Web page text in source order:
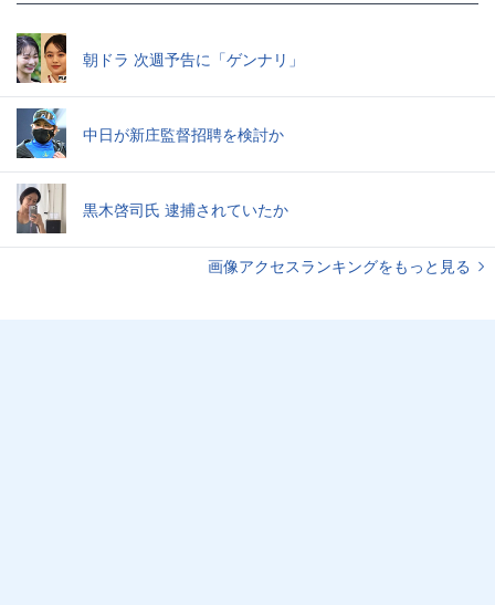
朝ドラ 次週予告に「ゲンナリ」
中日が新庄監督招聘を検討か
黒木啓司氏 逮捕されていたか
画像アクセスランキングをもっと見る